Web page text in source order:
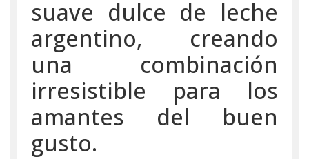
suave dulce de leche
argentino, creando
una combinación
irresistible para los
amantes del buen
gusto.